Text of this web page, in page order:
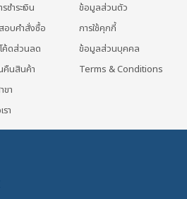
ชำระเงิน
อบคำสั่งซื้อ
ค้ดส่วนลด
คืนสินค้า
ขา
า
ข้อมูลส่วนตัว
การใช้คุกกี้
ข้อมูลส่วนบุคคล
Terms & Conditions